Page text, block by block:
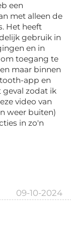
een
met alleen de
Het heeft
gebruik in
en in
toegang te
maar binnen
app en
zodat ik
video van
weer buiten)
in zo'n
09-10-2024